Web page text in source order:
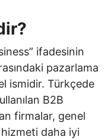
ifadesinin
pazarlama
ismidir. Türkçede
B2B
firmalar, genel
daha iyi